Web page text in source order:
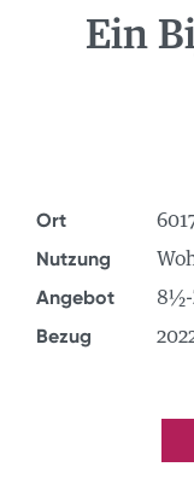
GRUPPE
JOBS
Ein
Ort
Nutzung
Angebot 8½-
Bezug